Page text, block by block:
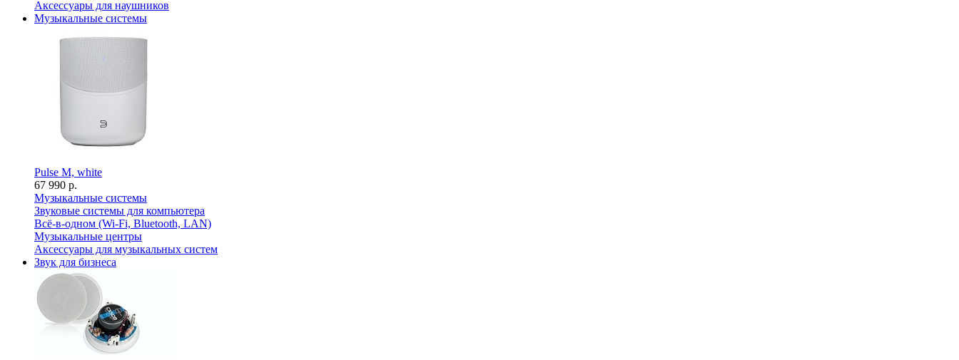
Аксессуары для наушников
Музыкальные системы
Pulse M, white
67 990 р.
Музыкальные системы
Звуковые системы для компьютера
Всё-в-одном (Wi-Fi, Bluetooth, LAN)
Музыкальные центры
Аксессуары для музыкальных систем
Звук для бизнеса